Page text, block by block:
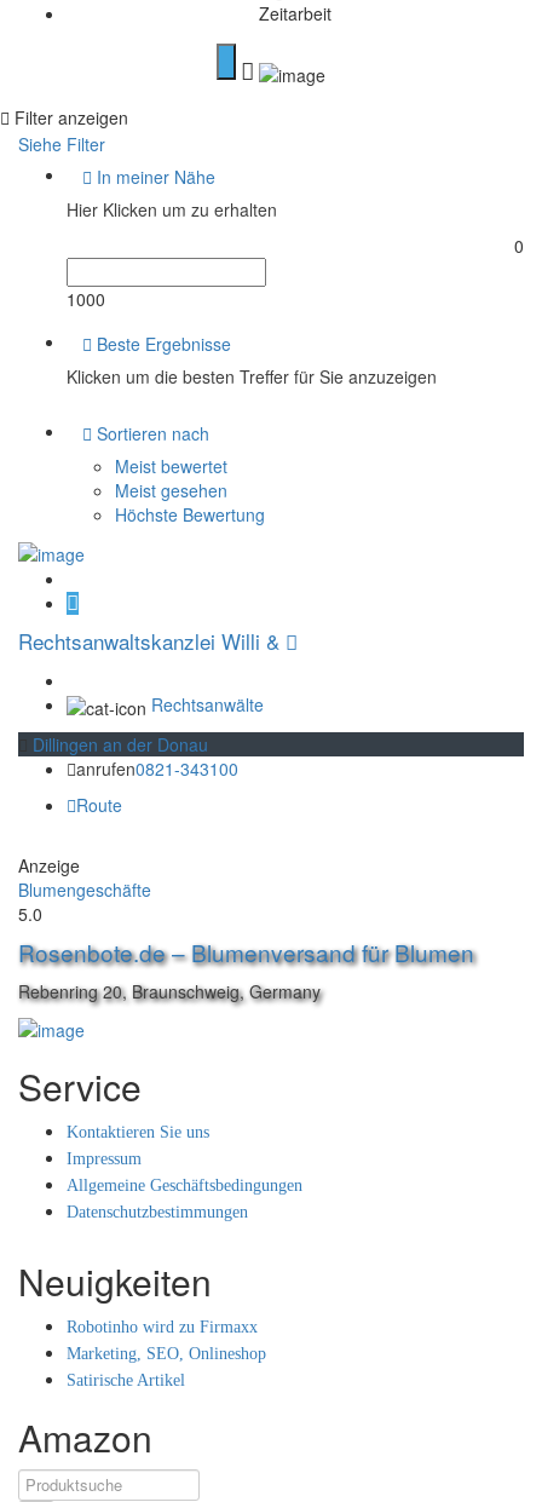
Zeitarbeit
Filter anzeigen
Siehe Filter
In meiner Nähe
Hier Klicken um zu erhalten
0
1000
Beste Ergebnisse
Klicken um die besten Treffer für Sie anzuzeigen
Sortieren nach
Meist bewertet
Meist gesehen
Höchste Bewertung
Rechtsanwaltskanzlei Willi &
Rechtsanwälte
Dillingen an der Donau
anrufen0821-343100
Route
Anzeige
Blumengeschäfte
5.0
Rosenbote.de – Blumenversand für Blumen
Rebenring 20, Braunschweig, Germany
Service
Kontaktieren Sie uns
Impressum
Allgemeine Geschäftsbedingungen
Datenschutzbestimmungen
Neuigkeiten
Robotinho wird zu Firmaxx
Marketing, SEO, Onlineshop
Satirische Artikel
Amazon